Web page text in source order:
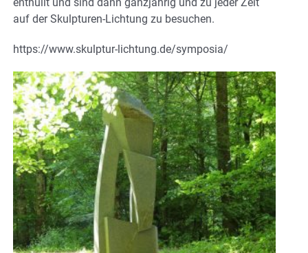
auf der Skulpturen-Lichtung zu besuchen.
https://www.skulptur-lichtung.de/symposia/